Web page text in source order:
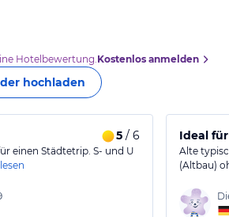
Hotelbewertung.Kostenlos anmelden
hochladen
5 / 6
einen Städtetrip. S- und U
Ideal
Alte
(Altbau)